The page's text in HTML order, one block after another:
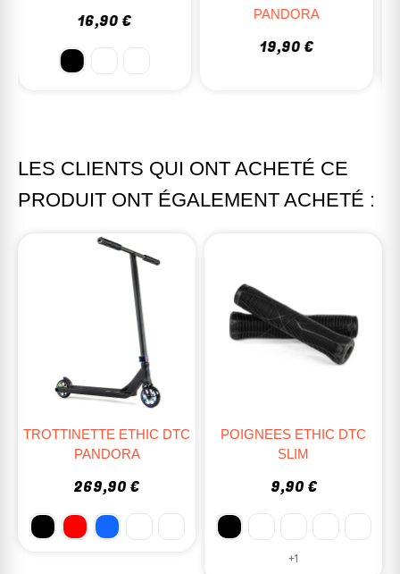
PANDORA
19,90 €
16,00 €
LES CLIENTS QUI ONT ACHETÉ CE
PRODUIT ONT ÉGALEMENT ACHETÉ :
TROTTINETTE ETHIC DTC
PANDORA
269,90 €
POIGNEES ETHIC DTC
SLIM
9,90 €
+1